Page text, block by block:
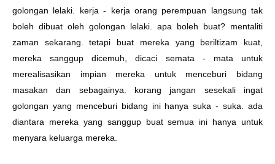
golongan lelaki. kerja - kerja orang perempuan langsung tak
boleh dibuat oleh golongan lelaki. apa boleh buat? mentaliti
zaman sekarang. tetapi buat mereka yang beriltizam kuat,
mereka sanggup dicemuh, dicaci semata - mata untuk
merealisasikan impian mereka untuk menceburi bidang
masakan dan sebagainya. korang jangan sesekali ingat
golongan yang menceburi bidang ini hanya suka - suka. ada
diantara mereka yang sanggup buat semua ini hanya untuk
menyara keluarga mereka.